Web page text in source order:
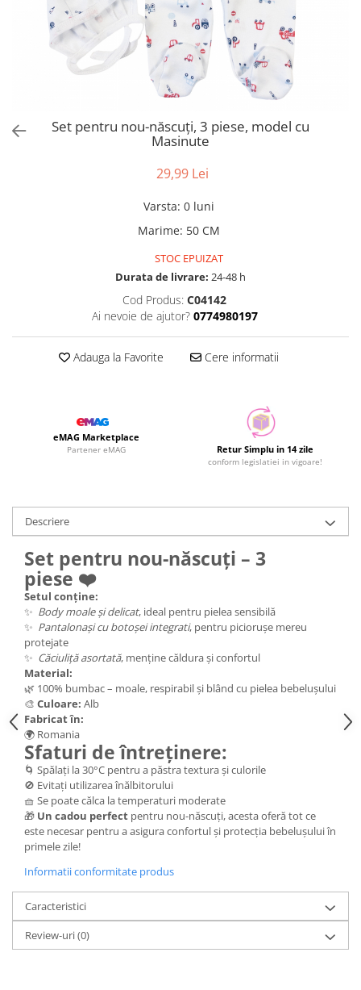
Set pentru nou-născuți, 3 piese, model cu
Masinute
29,99 Lei
Varsta: 0 luni
Marime: 50 CM
STOC EPUIZAT
Durata de livrare: 24-48 h
Cod Produs: C04142
Ai nevoie de ajutor? 0774980197
Adauga la Favorite Cere informatii
eMAG Marketplace
Partener eMAG Retur Simplu in 14 zile
conform legislatiei in vigoare!
Descriere
Set pentru nou-născuți – 3
piese ❤️
Setul conține:
✨ Body moale și delicat, ideal pentru pielea sensibilă
✨ Pantalonași cu botoșei integrati, pentru piciorușe mereu
protejate
✨ Căciuliță asortată, menține căldura și confortul
Material:
🌿 100% bumbac – moale, respirabil și blând cu pielea bebelușului
🎨 Culoare: Alb
Fabricat în:
🌍 Romania
Sfaturi de întreținere:
🌀 Spălați la 30°C pentru a păstra textura și culorile
🚫 Evitați utilizarea înălbitorului
🧺 Se poate călca la temperaturi moderate
🎁 Un cadou perfect pentru nou-născuți, acesta oferă tot ce
este necesar pentru a asigura confortul și protecția bebelușului în
primele zile!
Informatii conformitate produs
Caracteristici
Review-uri(0)